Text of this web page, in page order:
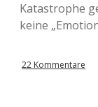
Katastrophe
keine
22 Kommentare